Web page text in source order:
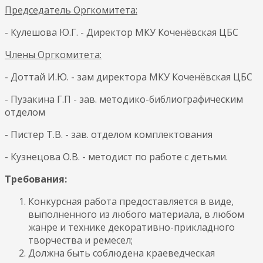
Председатель Оргкомитета:
- Кулешова Ю.Г. - Директор МКУ Коченёвская ЦБС
Члены Оргкомитета:
- Доттай И.Ю. - зам директора МКУ Коченёвская ЦБС
- Пузакина Г.П - зав. методико-библиографическим
отделом
- Пистер Т.В. - зав. отделом комплектования
- Кузнецова О.В. - методист по работе с детьми.
Требования:
Конкурсная работа предоставляется в виде,
выполненного из любого материала, в любом
жанре и технике декоративно-прикладного
творчества и ремесел;
Должна быть соблюдена краеведческая